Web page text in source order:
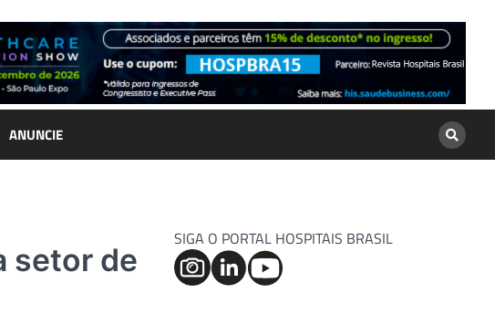
ANUNCIE
setor de
SIGA O PORTAL HOSPITAIS BRASIL